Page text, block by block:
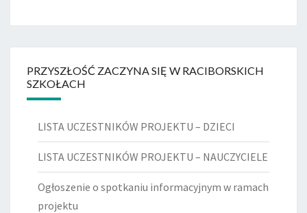
PRZYSZŁOŚĆ ZACZYNA SIĘ W RACIBORSKICH
SZKOŁACH
LISTA UCZESTNIKÓW PROJEKTU – DZIECI
LISTA UCZESTNIKÓW PROJEKTU – NAUCZYCIELE
Ogłoszenie o spotkaniu informacyjnym w ramach
projektu